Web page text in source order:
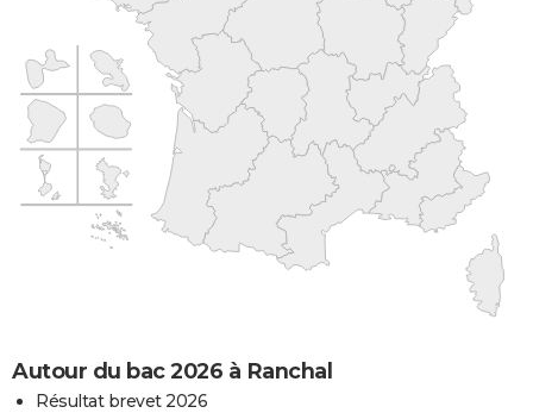
Autour du bac 2026 à Ranchal
Résultat brevet 2026